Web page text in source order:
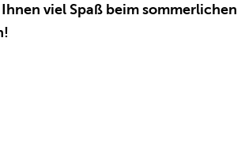
viel Spaß beim sommerlichen